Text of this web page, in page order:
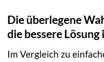
Die überlegene
die bessere Lösung
Im Vergleich zu